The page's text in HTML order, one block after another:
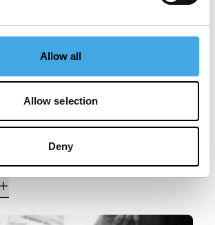
Allow all
Allow selection
Deny
IFFR 2001